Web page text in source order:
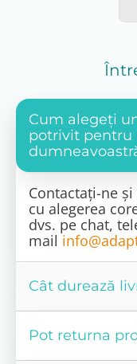
Cum alegeți
potrivit pentru
Contactați-ne
cu alegerea
dvs. pe chat,
mail
Cât durează
Pot returna